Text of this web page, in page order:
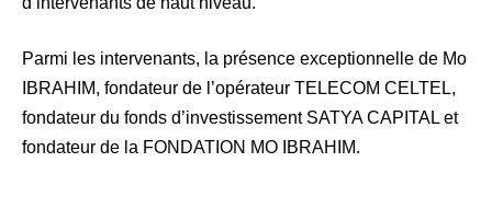
Parmi les intervenants, la présence exceptionnelle de Mo
IBRAHIM, fondateur de l’opérateur TELECOM CELTEL,
fondateur du fonds d’investissement SATYA CAPITAL et
fondateur de la FONDATION MO IBRAHIM.